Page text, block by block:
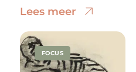
Lees meer
FOCUS